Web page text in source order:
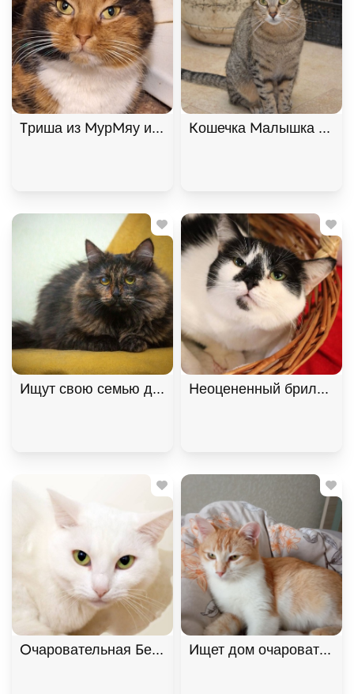
Триша из МурМяу ищет дом. В дар! ,
Кошечка Малышка
Ищут свою семью два "пушистых облака",
Неоцененный
Очаровательная Белянка ищет дом в дар! ,
Ищет дом